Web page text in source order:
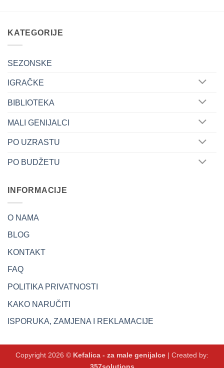
KATEGORIJE
SEZONSKE
IGRAČKE
BIBLIOTEKA
MALI GENIJALCI
PO UZRASTU
PO BUDŽETU
INFORMACIJE
O NAMA
BLOG
KONTAKT
FAQ
POLITIKA PRIVATNOSTI
KAKO NARUČITI
ISPORUKA, ZAMJENA I REKLAMACIJE
Copyright 2026 © Kefalica - za male genijalce | Created by:
357solutions